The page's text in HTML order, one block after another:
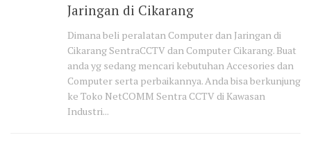
Jaringan di Cikarang
Dimana beli peralatan Computer dan Jaringan di
Cikarang SentraCCTV dan Computer Cikarang. Buat
anda yg sedang mencari kebutuhan Accesories dan
Computer serta perbaikannya. Anda bisa berkunjung
ke Toko NetCOMM Sentra CCTV di Kawasan
Industri...